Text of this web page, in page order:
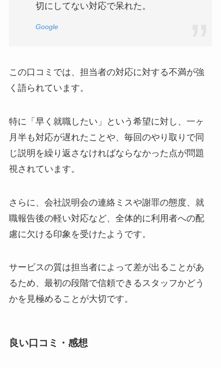
切にしてない対応で呆れた。
Google
この口コミでは、担当者の対応に対する不満が強
く語られています。
特に「早く就職したい」という希望に対し、一ヶ
月半も対応が遅れたことや、毎回のやり取りで同
じ説明を繰り返さなければならなかった点が問題
視されています。
さらに、会社説明会の連絡ミスや謝罪の態度、就
職報告後の軽い対応など、全体的に利用者への配
慮に欠ける印象を受けたようです。
サービスの質は担当者によって差が出ることがあ
るため、最初の段階で信頼できるスタッフかどう
かを見極めることが大切です。
良い口コミ・感想